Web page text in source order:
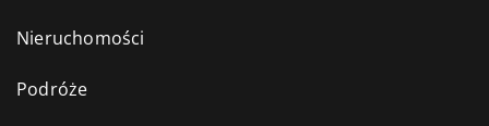
Nieruchomości
Podróże